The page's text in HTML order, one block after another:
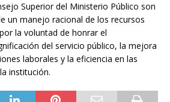
Superior del Ministerio Público son
un manejo racional de los recursos
la voluntad de honrar el
del servicio público, la mejora
laborales y la eficiencia en las
institución.